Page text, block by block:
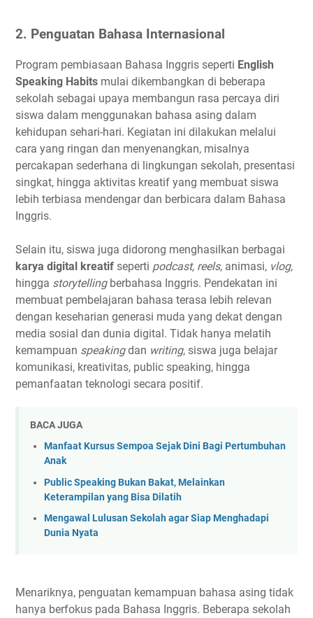
2. Penguatan Bahasa Internasional
Program pembiasaan Bahasa Inggris seperti English
Speaking Habits mulai dikembangkan di beberapa
sekolah sebagai upaya membangun rasa percaya diri
siswa dalam menggunakan bahasa asing dalam
kehidupan sehari-hari. Kegiatan ini dilakukan melalui
cara yang ringan dan menyenangkan, misalnya
percakapan sederhana di lingkungan sekolah, presentasi
singkat, hingga aktivitas kreatif yang membuat siswa
lebih terbiasa mendengar dan berbicara dalam Bahasa
Inggris.
Selain itu, siswa juga didorong menghasilkan berbagai
karya digital kreatif seperti podcast, reels, animasi, vlog,
hingga storytellingberbahasa Inggris. Pendekatan ini
membuat pembelajaran bahasa terasa lebih relevan
dengan keseharian generasi muda yang dekat dengan
media sosial dan dunia digital. Tidak hanya melatih
kemampuan speakingdan writing, siswa juga belajar
komunikasi, kreativitas, public speaking, hingga
pemanfaatan teknologi secara positif.
BACA JUGA
Manfaat Kursus Sempoa Sejak Dini Bagi Pertumbuhan
Anak
Public Speaking Bukan Bakat, Melainkan
Keterampilan yang Bisa Dilatih
Mengawal Lulusan Sekolah agar Siap Menghadapi
Dunia Nyata
Menariknya, penguatan kemampuan bahasa asing tidak
hanya berfokus pada Bahasa Inggris. Beberapa sekolah